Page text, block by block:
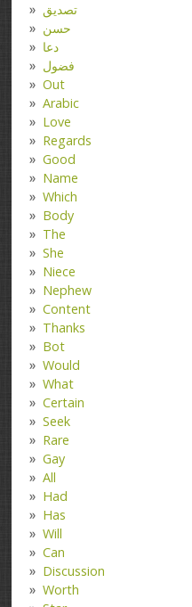
تصدیق
حسن
دعا
فضول
Out
Arabic
Love
Regards
Good
Name
Which
Body
The
She
Niece
Nephew
Content
Thanks
Bot
Would
What
Certain
Seek
Rare
Gay
All
Had
Has
Will
Can
Discussion
Worth